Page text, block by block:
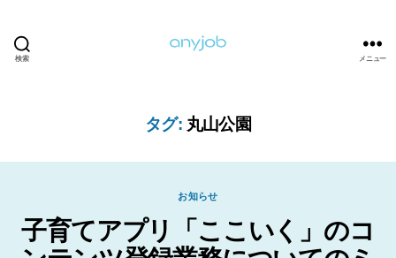
検索 メニュー
タグ: 丸山公園
カ
ゴ
リ
お知らせ
子育てアプリ「ここいく」のコ